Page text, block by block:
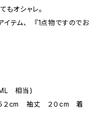
もオシャレ。
イテム、 『1点物ですのでお
相当)
cm 袖丈 ２０cm 着